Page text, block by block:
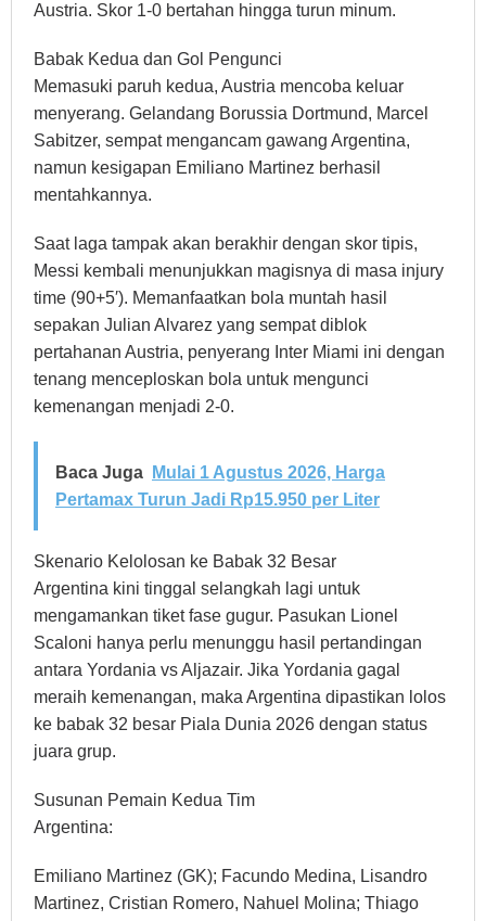
Austria. Skor 1-0 bertahan hingga turun minum.
Babak Kedua dan Gol Pengunci
Memasuki paruh kedua, Austria mencoba keluar
menyerang. Gelandang Borussia Dortmund, Marcel
Sabitzer, sempat mengancam gawang Argentina,
namun kesigapan Emiliano Martinez berhasil
mentahkannya.
Saat laga tampak akan berakhir dengan skor tipis,
Messi kembali menunjukkan magisnya di masa injury
time (90+5′). Memanfaatkan bola muntah hasil
sepakan Julian Alvarez yang sempat diblok
pertahanan Austria, penyerang Inter Miami ini dengan
tenang menceploskan bola untuk mengunci
kemenangan menjadi 2-0.
Baca Juga
Mulai 1 Agustus 2026, Harga
Pertamax Turun Jadi Rp15.950 per Liter
Skenario Kelolosan ke Babak 32 Besar
Argentina kini tinggal selangkah lagi untuk
mengamankan tiket fase gugur. Pasukan Lionel
Scaloni hanya perlu menunggu hasil pertandingan
antara Yordania vs Aljazair. Jika Yordania gagal
meraih kemenangan, maka Argentina dipastikan lolos
ke babak 32 besar Piala Dunia 2026 dengan status
juara grup.
Susunan Pemain Kedua Tim
Argentina:
Emiliano Martinez (GK); Facundo Medina, Lisandro
Martinez, Cristian Romero, Nahuel Molina; Thiago